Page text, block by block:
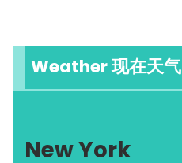
Weather 现在天气
New York